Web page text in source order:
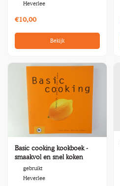
Heverlee
€10,00
Bekijk
Basic cooking kookboek -
smaakvol en snel koken
gebruikt
Heverlee